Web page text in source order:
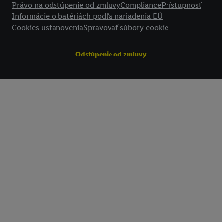
Právo na odstúpenie od zmluvyCompliancePrístupnosť
Informácie o batériách podľa nariadenia EÚ
Cookies ustanoveniaSpravovať súbory cookie
Odstúpenie od zmluvy